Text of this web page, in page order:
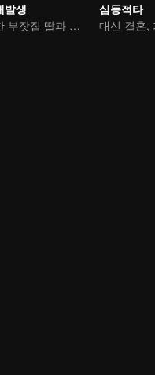
발생
도주한 부잣집 딸과 거친 킬러의 쌍방 구원
심동적타